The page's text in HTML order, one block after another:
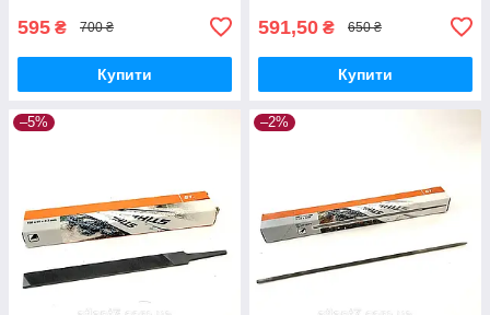
595 ₴ 700 ₴
Купити
591,50 ₴ 650 ₴
Купити
–5% –2%